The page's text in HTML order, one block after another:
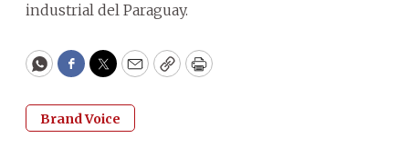
industrial del Paraguay.
WhatsApp
Facebook
Twitter
EmailCopyPrint
Brand Voice